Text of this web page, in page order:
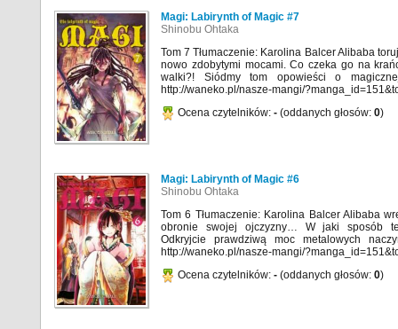
Magi: Labirynth of Magic #7
Shinobu Ohtaka
Tom 7 Tłumaczenie: Karolina Balcer Alibaba
nowo zdobytymi mocami. Co czeka go na
walki?! Siódmy tom opowieści o
http://waneko.pl/nasze-mangi/
Ocena czytelników: - (oddanych głosów: 0)
Magi: Labirynth of Magic #6
Shinobu Ohtaka
Tom 6 Tłumaczenie: Karolina Balcer Alibaba
obronie swojej ojczyzny… W jaki sposób
Odkryjcie prawdziwą moc metalowych
http://waneko.pl/nasze-mangi/
Ocena czytelników: - (oddanych głosów: 0)